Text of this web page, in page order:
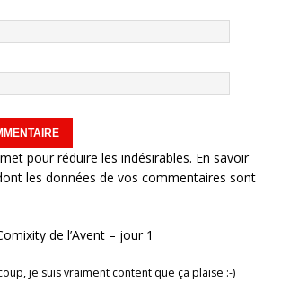
pour réduire les indésirables. En savoir
les données de vos commentaires sont
de l’Avent – jour 1
je suis vraiment content que ça plaise :-)